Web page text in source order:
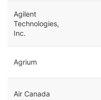
Agilent
Technologies,
Inc.
Agrium
Air Canada